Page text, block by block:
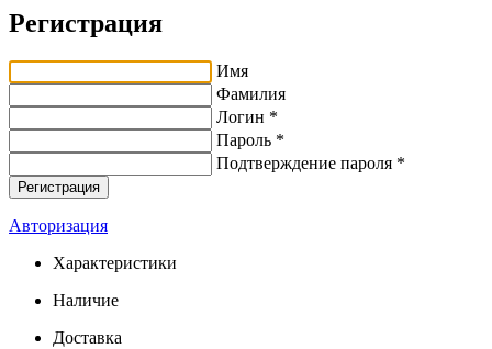
Регистрация
Имя
Фамилия
Логин *
Пароль *
Подтверждение пароля *
Авторизация
Характеристики
Наличие
Доставка